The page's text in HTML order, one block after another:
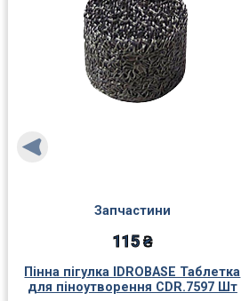
Запчастини
115 ₴
Пінна пігулка IDROBASE Таблетка
для піноутворення CDR.7597 Шт